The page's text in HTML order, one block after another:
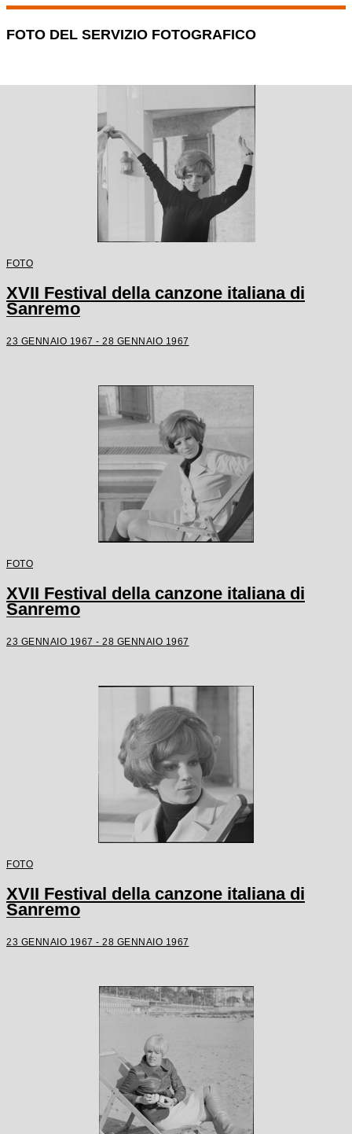
FOTO DEL SERVIZIO FOTOGRAFICO
FOTO
XVII Festival della canzone italiana di
Sanremo
23 GENNAIO 1967 - 28 GENNAIO 1967
FOTO
XVII Festival della canzone italiana di
Sanremo
23 GENNAIO 1967 - 28 GENNAIO 1967
FOTO
XVII Festival della canzone italiana di
Sanremo
23 GENNAIO 1967 - 28 GENNAIO 1967